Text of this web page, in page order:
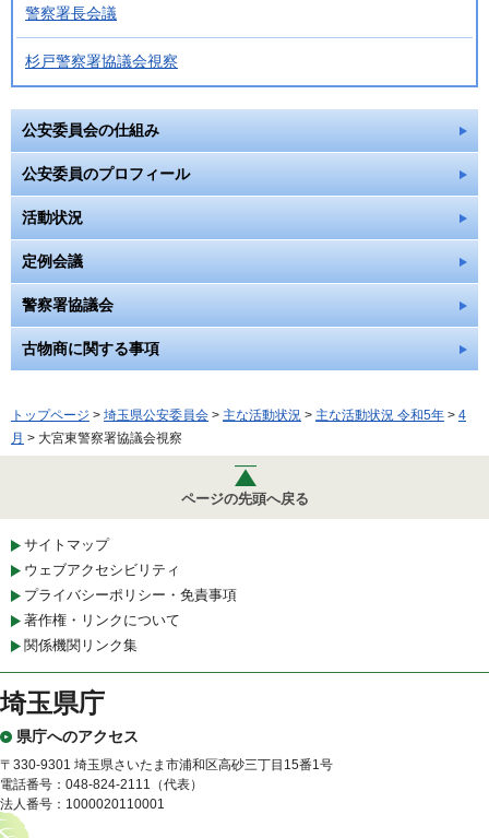
警察署長会議
杉戸警察署協議会視察
公安委員会の仕組み
公安委員のプロフィール
活動状況
定例会議
警察署協議会
古物商に関する事項
トップページ > 埼玉県公安委員会 > 主な活動状況 > 主な活動状況 令和5年 > 4
月 > 大宮東警察署協議会視察
ページの先頭へ戻る
サイトマップ
ウェブアクセシビリティ
プライバシーポリシー・免責事項
著作権・リンクについて
関係機関リンク集
埼玉県庁
県庁へのアクセス
〒330-9301 埼玉県さいたま市浦和区高砂三丁目15番1号
電話番号：048-824-2111（代表）
法人番号：1000020110001